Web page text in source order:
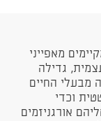
מאפייני
גדילה
מבעלי החיים
וכדי
אורגניזמים